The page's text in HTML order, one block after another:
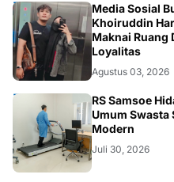
OPINI
Media Sosial
Khoiruddin
Maknai Ruang
Loyalitas
Agustus 03, 2026
KESEHATAN
RS Samsoe
Umum Swasta
Modern
Juli 30, 2026